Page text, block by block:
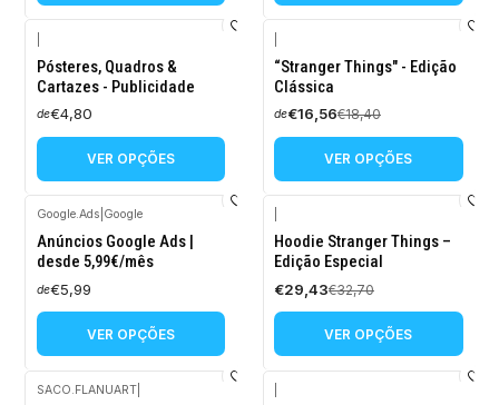
Pósteres, Quadros &
Cartazes - Publicidade
de€4,80
VER OPÇÕES
-10%
DESCONTO
“Stranger Things" - Edição
Clássica
de€16,56€18,40
VER OPÇÕES
Google.Ads Google
Anúncios Google Ads |
desde 5,99€/mês
de€5,99
VER OPÇÕES
-10%
DESCONTO
Hoodie Stranger Things –
Edição Especial
€29,43€32,70
VER OPÇÕES
SACO.FLANUART|